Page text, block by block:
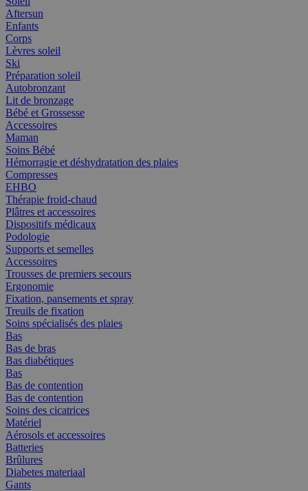
Aftersun
Enfants
Corps
Lèvres soleil
Ski
Préparation soleil
Autobronzant
Lit de bronzage
Bébé et Grossesse
Accessoires
Maman
Soins Bébé
Hémorragie et déshydratation des plaies
Compresses
EHBO
Thérapie froid-chaud
Plâtres et accessoires
Dispositifs médicaux
Podologie
Supports et semelles
Accessoires
Trousses de premiers secours
Ergonomie
Fixation, pansements et spray
Treuils de fixation
Soins spécialisés des plaies
Bas
Bas de bras
Bas diabétiques
Bas
Bas de contention
Bas de contention
Soins des cicatrices
Matériel
Aérosols et accessoires
Batteries
Brûlures
Diabetes materiaal
Gants